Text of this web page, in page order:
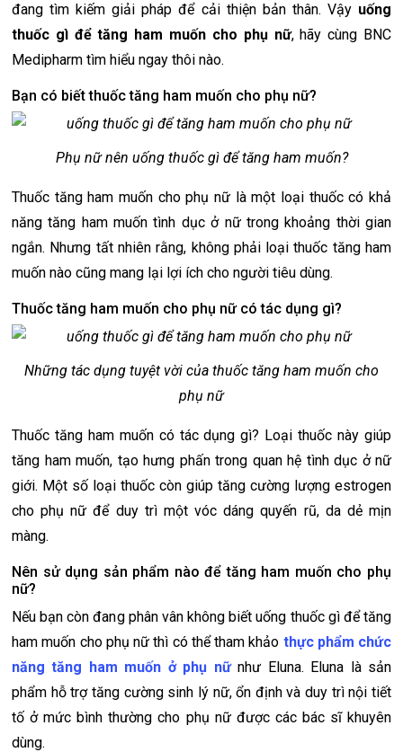
đang tìm kiếm giải pháp để cải thiện bản thân. Vậy uống
thuốc gì để tăng ham muốn cho phụ nữ, hãy cùng BNC
Medipharm tìm hiểu ngay thôi nào.
Bạn có biết thuốc tăng ham muốn cho phụ nữ?
Phụ nữ nên uống thuốc gì để tăng ham muốn?
Thuốc tăng ham muốn cho phụ nữ là một loại thuốc có khả
năng tăng ham muốn tình dục ở nữ trong khoảng thời gian
ngắn. Nhưng tất nhiên rằng, không phải loại thuốc tăng ham
muốn nào cũng mang lại lợi ích cho người tiêu dùng.
Thuốc tăng ham muốn cho phụ nữ có tác dụng gì?
Những tác dụng tuyệt vời của thuốc tăng ham muốn cho
phụ nữ
Thuốc tăng ham muốn có tác dụng gì? Loại thuốc này giúp
tăng ham muốn, tạo hưng phấn trong quan hệ tình dục ở nữ
giới. Một số loại thuốc còn giúp tăng cường lượng estrogen
cho phụ nữ để duy trì một vóc dáng quyến rũ, da dẻ mịn
màng.
Nên sử dụng sản phẩm nào để tăng ham muốn cho phụ
nữ?
Nếu bạn còn đang phân vân không biết uống thuốc gì để tăng
ham muốn cho phụ nữ thì có thể tham khảo thực phẩm chức
năng tăng ham muốn ở phụ nữnhư Eluna. Eluna là sản
phẩm hỗ trợ tăng cường sinh lý nữ, ổn định và duy trì nội tiết
tố ở mức bình thường cho phụ nữ được các bác sĩ khuyên
dùng.